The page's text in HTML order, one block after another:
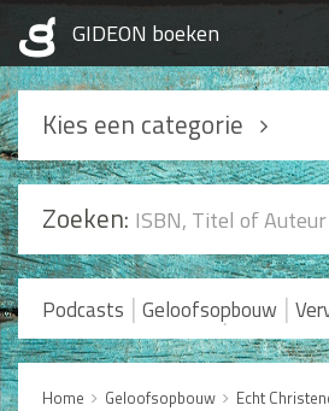
Kies een categorie
Podcasts
Geloofsopbouw
Praktisch Christen zijn
Levensverhalen
Huwelijk en Gezin
Zoeken:
Podcasts | Geloofsopbouw |
Romans en Verhalen|Koopjes
Home Geloofsopbouw Echt